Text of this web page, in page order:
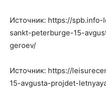
Источник: https://
sankt-peterburge-15-
geroev/
Источник: https://
15-avgusta-projdet-